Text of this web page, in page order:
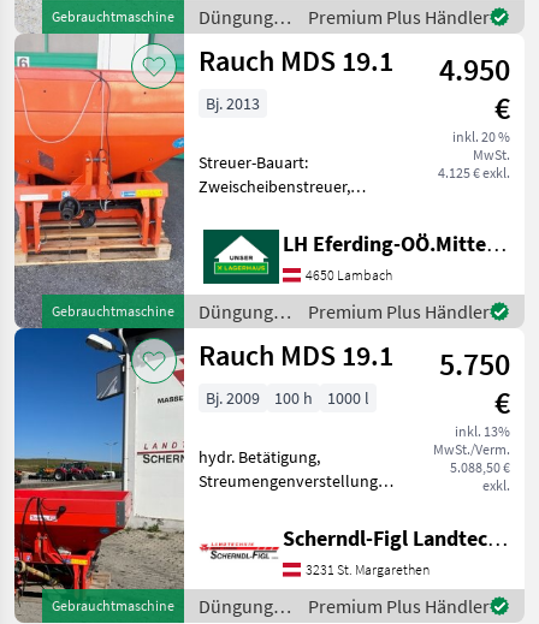
Gebrauchtmaschine
Mineraldüngerstreuer/Wiegestreuer
Düngung
und
Beregnung
Premium Plus Händler
Gebrauchtmaschine
Rauch MDS 19.1
4.950
€
inkl. 20 %
MwSt.
4.125 € exkl.
Bj. 2013
Streuer-Bauart:
Zweischeibenstreuer,
Click, elektr.
Einzelschieberbetätigung,
900L Inhalt, 400L Aufsatz,
M1 Wurfscheiben 10-18m,
Einfüllsieb,
LH Eferding-OÖ.Mitte, Lambach
4650 Lambach
Düngung
und
Beregnung
Premium Plus Händler
Gebrauchtmaschine
Rauch MDS 19.1
5.750
€
inkl. 13%
MwSt./Verm.
5.088,50 €
exkl.
Bj. 2009 100 h 1000 l
hydr. Betätigung,
Streumengenverstellung
Mineraldüngerstreuer/Wiegestreuer
Scherndl-Figl Landtechnik
3231 St. Margarethen
Düngung
Premium Plus Händler